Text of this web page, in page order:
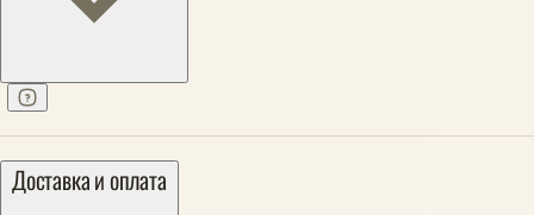
Доставка и оплата